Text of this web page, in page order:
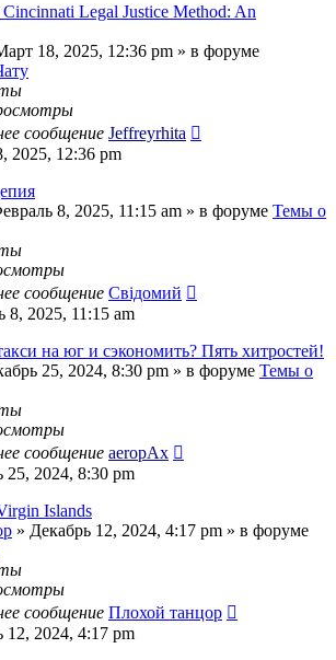
Legal Justice Method: An
18, 2025, 12:36 pm » в форуме
сообщение Jeffreyrhita
2025, 12:36 pm
8, 2025, 11:15 am » в форуме Темы о
сообщение Свідомий
8, 2025, 11:15 am
на юг и сэкономить? Пять хитростей!
25, 2024, 8:30 pm » в форуме Темы о
сообщение aeropAx
25, 2024, 8:30 pm
Islands
» Декабрь 12, 2024, 4:17 pm » в форуме
сообщение Плохой танцор
12, 2024, 4:17 pm